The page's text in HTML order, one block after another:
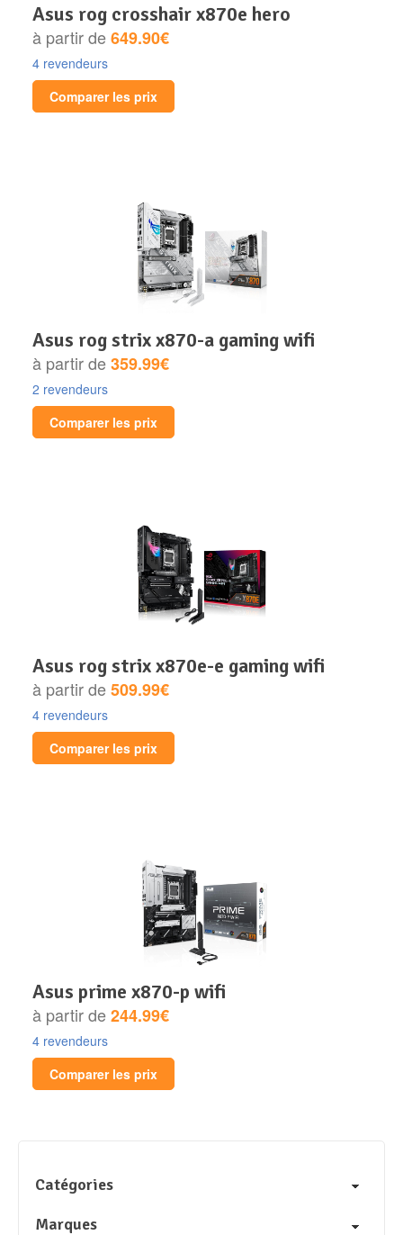
asus rog crosshair x870e hero
à partir de649.90€
4 revendeurs
Comparer les prix
asus rog strix x870-a gaming wifi
à partir de359.99€
2 revendeurs
Comparer les prix
asus rog strix x870e-e gaming wifi
à partir de509.99€
4 revendeurs
Comparer les prix
asus prime x870-p wifi
à partir de244.99€
4 revendeurs
Comparer les prix
Catégories
Marques